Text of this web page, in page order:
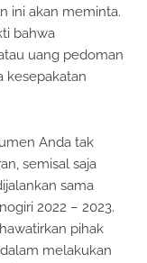
ini akan meminta.
bahwa
uang pedoman
kesepakatan
Anda tak
semisal saja
sama
2022 – 2023.
pihak
melakukan